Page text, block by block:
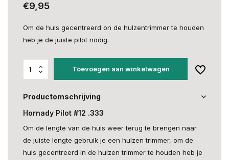
€9,95
Om de huls gecentreerd on de hulzentrimmer te houden
heb je de juiste pilot nodig.
Toevoegen aan winkelwagen
Productomschrijving
Hornady Pilot #12 .333
Om de lengte van de huls weer terug te brengen naar
de juiste lengte gebruik je een hulzen trimmer, om de
huls gecentreerd in de hulzen trimmer te houden heb je